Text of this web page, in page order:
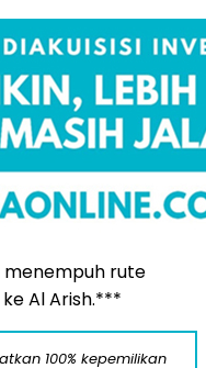
menempuh rute
Al Arish.***
100% kepemilikan